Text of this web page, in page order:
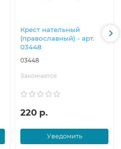
Крест нательный
(православный) - арт.
03448
03448
Закончился
220 р.
Уведомить